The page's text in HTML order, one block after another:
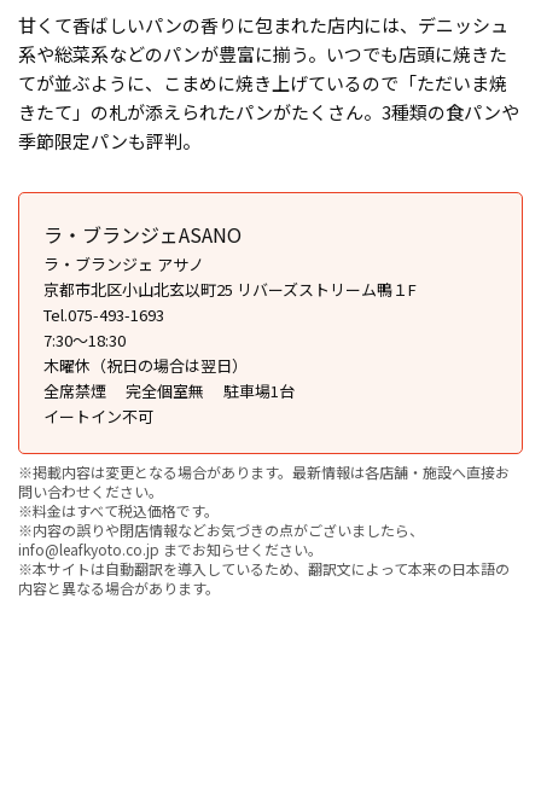
甘くて香ばしいパンの香りに包まれた店内には、デニッシュ
系や総菜系などのパンが豊富に揃う。いつでも店頭に焼きた
てが並ぶように、こまめに焼き上げているので「ただいま焼
きたて」の札が添えられたパンがたくさん。3種類の食パンや
季節限定パンも評判。
ラ・ブランジェASANO
ラ・ブランジェ アサノ
京都市北区小山北玄以町25 リバーズストリーム鴨１F
Tel.075-493-1693
7:30～18:30
木曜休（祝日の場合は翌日）
全席禁煙
完全個室無
駐車場1台
イートイン不可
※掲載内容は変更となる場合があります。最新情報は各店舗・施設へ直接お
問い合わせください。
※料金はすべて税込価格です。
※内容の誤りや閉店情報などお気づきの点がございましたら、
info@leafkyoto.co.jp までお知らせください。
※本サイトは自動翻訳を導入しているため、翻訳文によって本来の日本語の
内容と異なる場合があります。